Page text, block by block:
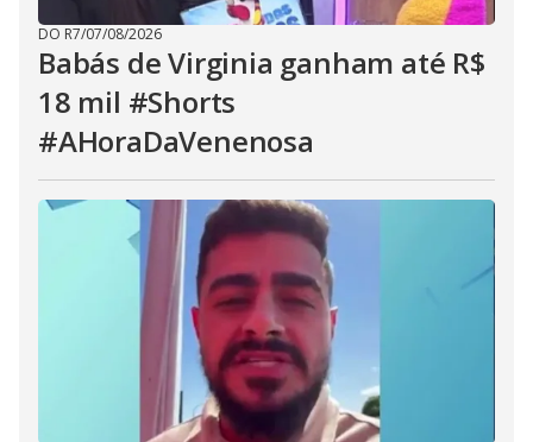
DO R7/07/08/2026
Babás de Virginia ganham até R$
18 mil #Shorts
#AHoraDaVenenosa